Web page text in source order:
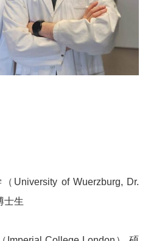
University of Wuerzburg, Dr.
士生